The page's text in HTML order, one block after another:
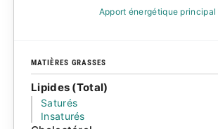
Apport énergétique principal
MATIÈRES GRASSES
Lipides (Total)
Saturés
Insaturés